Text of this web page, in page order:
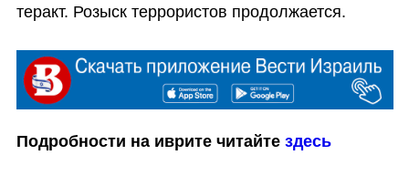
теракт. Розыск террористов продолжается.
Подробности на иврите читайте здесь